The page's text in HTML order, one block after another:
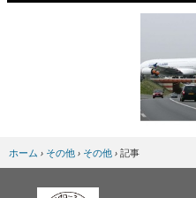
ホーム › その他 › その他 › 記事